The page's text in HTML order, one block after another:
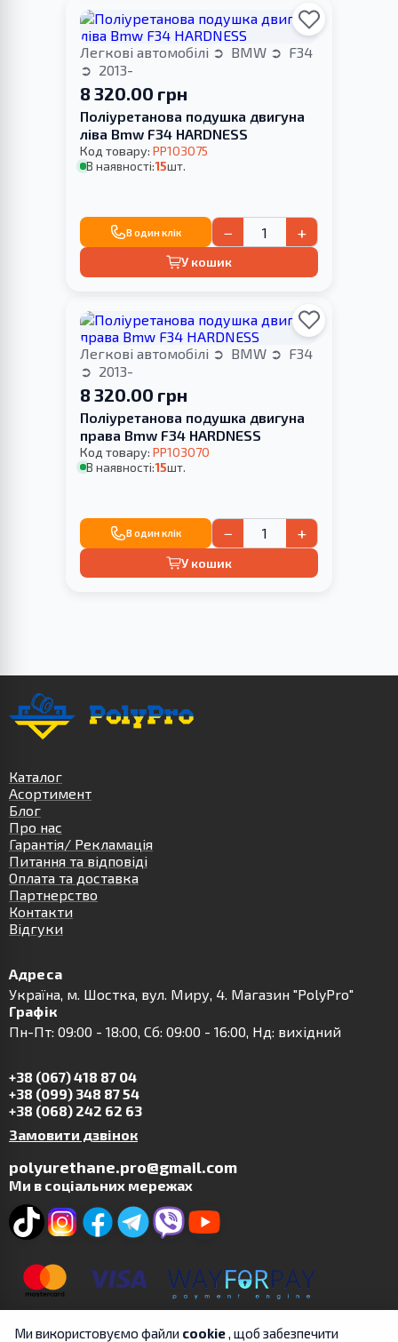
Легкові автомобілі BMW
F34
2013-
8 320.00 грн
Поліуретанова подушка двигуна
ліва Bmw F34 HARDNESS
Код товару: PP103075
В наявності:15шт.
В один клік − +
У кошик
Легкові автомобілі BMW
F34
2013-
8 320.00 грн
Поліуретанова подушка двигуна
права Bmw F34 HARDNESS
Код товару: PP103070
В наявності:15шт.
В один клік − +
У кошик
Каталог
Асортимент
Блог
Про нас
Гарантія/ Рекламація
Питання та відповіді
Оплата та доставка
Партнерство
Контакти
Відгуки
Адреса
Українa, м. Шостка, вул. Миру, 4. Магазин "PolyPro"
Графік
Пн-Пт: 09:00 - 18:00, Сб: 09:00 - 16:00, Нд: вихідний
+38 (067) 418 87 04
+38 (099) 348 87 54
+38 (068) 242 62 63
Замовити дзвінок
polyurethane.pro@gmail.com
Ми в соціальних мережах
Ми використовуємо файли cookie, щоб забезпечити